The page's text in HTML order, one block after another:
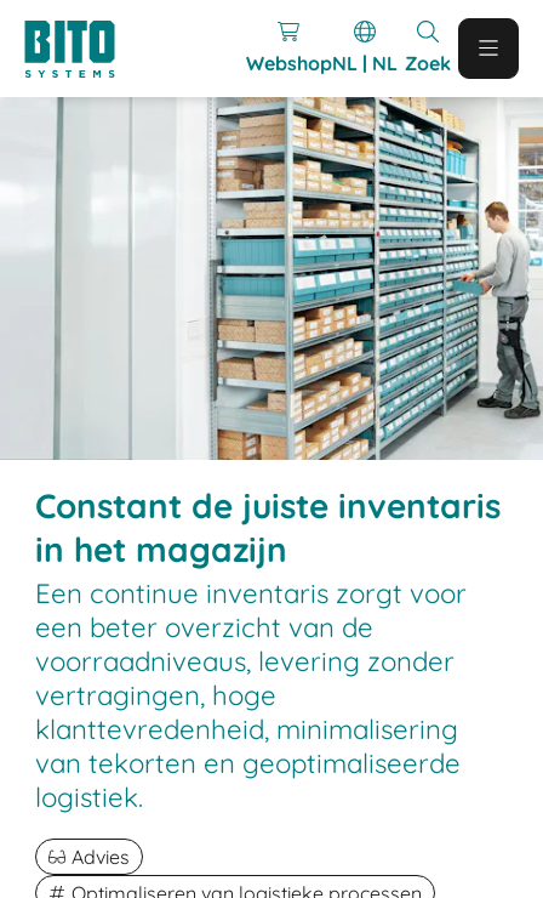
WebshopNL | NL Zoek
Constant de juiste inventaris
in het magazijn
Een continue inventaris zorgt voor
een beter overzicht van de
voorraadniveaus, levering zonder
vertragingen, hoge
klanttevredenheid, minimalisering
van tekorten en geoptimaliseerde
logistiek.
Advies